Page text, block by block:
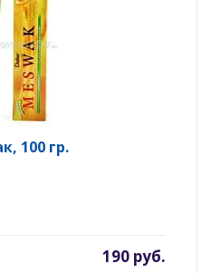
100 гр.
190 руб.